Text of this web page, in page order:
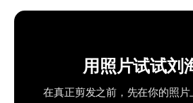
用照片试试刘
在真正剪发之前，先在你的照